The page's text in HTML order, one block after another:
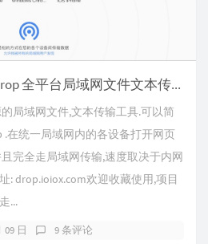
分享优质工具 - Snapdrop 全平台局域网文件文本传输工具
局域网文件,文本传输工具.可以简
.在统一局域网内的各设备打开网页
完全走局域网传输,速度取决于内网
: drop.ioiox.com欢迎收藏使用,项目
...
09 日 9 条评论